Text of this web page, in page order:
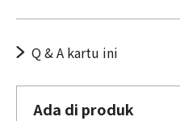
Q & A kartu ini
Ada di produk